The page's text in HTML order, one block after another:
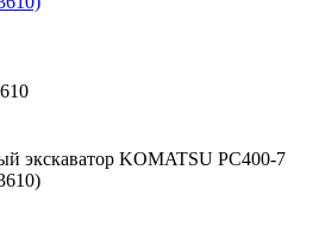
экскаватор KOMATSU PC400-7